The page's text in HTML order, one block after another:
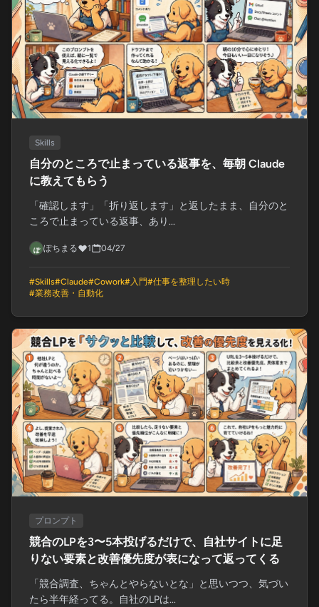
Skills
自分のところで止まっている返事を、毎朝 Claude
に教えてもらう
「確認します」「折り返します」と返したまま、自分のと
ころで止まっている返事、あり...
ぽちまる 1 04/27
#Skills#Claude#Cowork#入門#仕事を整理したい時
#業務改善・自動化
プロンプト
競合のLPを3〜5本投げるだけで、自社サイトに足
りない要素と改善優先度が表になって返ってくる
「競合調査、ちゃんとやらないとな」と思いつつ、気づい
たら半年経ってる。自社のLPは...